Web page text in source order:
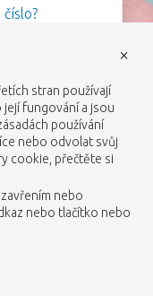
stran používají
fungování a jsou
používání
nebo odvolat svůj
cookie, přečtěte si
nebo
nebo tlačítko nebo
×